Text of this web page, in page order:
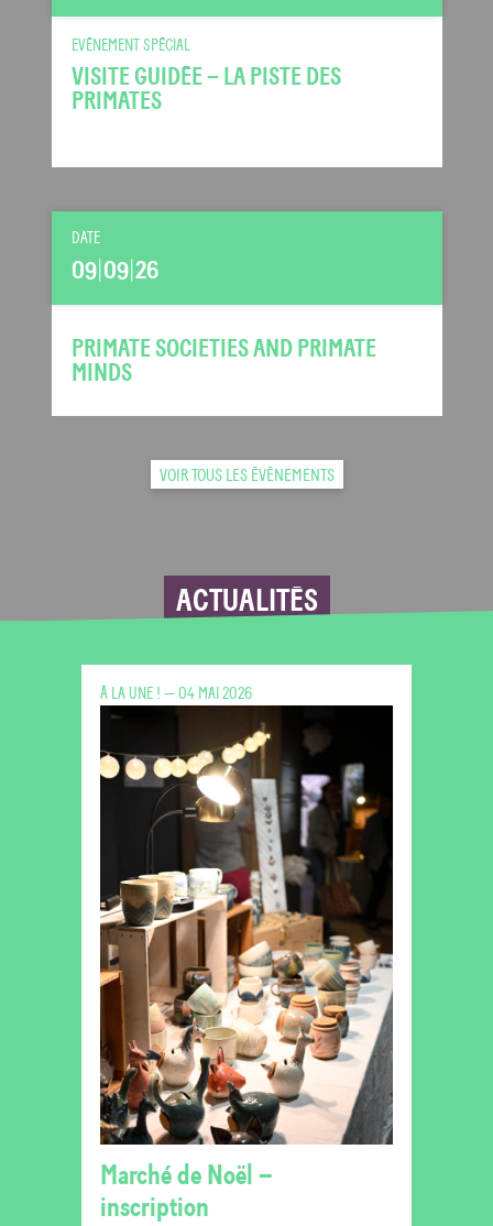
EVÉNEMENT SPÉCIAL
VISITE GUIDÉE – LA PISTE DES
PRIMATES
DATE
09| 09| 26
PRIMATE SOCIETIES AND PRIMATE
MINDS
VOIR TOUS LES ÉVÉNEMENTS
ACTUALITÉS
À LA UNE ! — 04 MAI 2026
Marché de Noël –
inscription